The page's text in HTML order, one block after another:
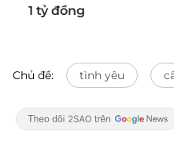
1 tỷ đồng
Chủ đề: tình yêu